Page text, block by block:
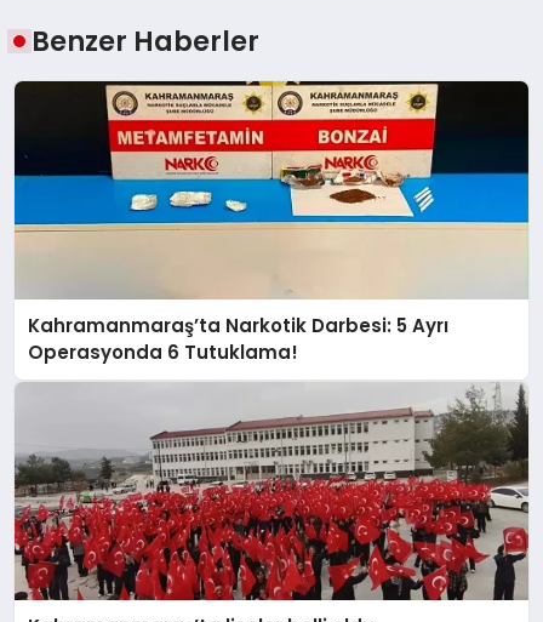
Benzer Haberler
Kahramanmaraş’ta Narkotik Darbesi: 5 Ayrı
Operasyonda 6 Tutuklama!